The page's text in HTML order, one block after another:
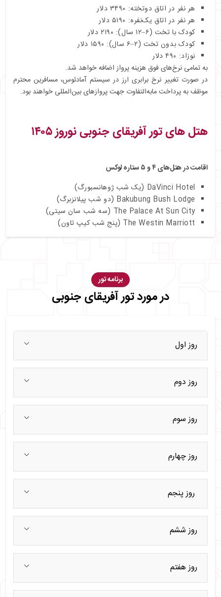
هر نفر در اتاق دوتخته: ۳۴۹۰ دلار
هر نفر در اتاق یک‌نفره: ۵۱۹۰ دلار
کودک با تخت (۶–۱۲ سال): ۲۱۹۰ دلار
کودک بدون تخت (۲–۶ سال): ۱۵۹۰ دلار
نوزاد: ۴۹۰ دلار
به تمامی نرخ‌های فوق هزینه پرواز اضافه خواهد شد.
در صورت تغییر نرخ برابری ارز در سیستم آمادئوس، مسافرین محترم
موظف به پرداخت مابه‌التفاوت جهت پروازهای بین‌المللی خواهند بود.
هتل های تور آفریقای جنوبی نوروز ۱۴۰۵
اقامت در هتل‌های ۴ و ۵ ستاره لوکس
DaVinci Hotel (یک شب ژوهانسبورگ)
Bakubung Bush Lodge (دو شب پیلانزبرگ)
The Palace At Sun City (سه شب سان سیتی)
The Westin Marriott (پنج شب کیپ تاون)
برنامه تور
در مورد تور آفریقای جنوبی
روز اول
روز دوم
روز سوم
روز چهارم
روز پنجم
روز ششم
روز هفتم